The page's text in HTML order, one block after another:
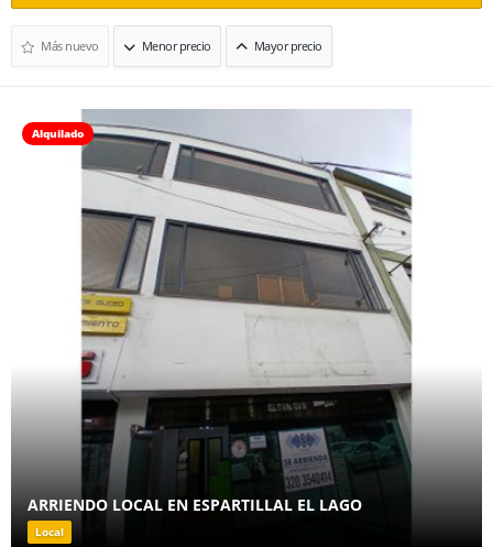
Más nuevo Menor precio Mayor precio
Alquilado
ARRIENDO LOCAL EN ESPARTILLAL EL LAGO
Local